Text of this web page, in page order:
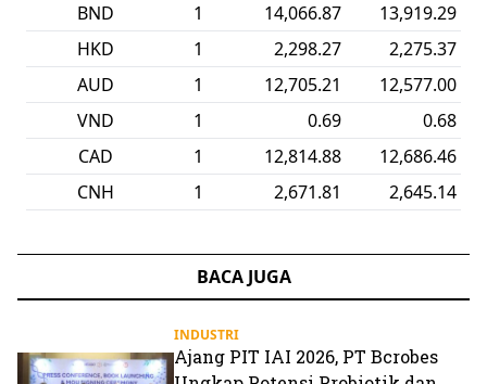
DKK
1 2,782.88
2,754.47
NOK
1 1,894.08
1,874.70
KWD
1 58,709.30
58,106.17
MYR
1 4,405.35
4,357.25
THB
1 543.30
537.08
AUD
1 12,705.21 12,577.00
BACA JUGA
INDUSTRI
Ajang PIT IAI 2026, PT Bcrobes